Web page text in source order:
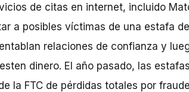
de citas en internet, incluido
a posibles víctimas de una estafa
relaciones de confianza y
dinero. El año pasado, las
la FTC de pérdidas totales por